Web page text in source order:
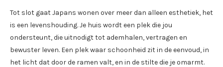
Tot slot gaat Japans wonen over meer dan alleen esthetiek, het
is een levenshouding. Je huis wordt een plek die jou
ondersteunt, die uitnodigt tot ademhalen, vertragen en
bewuster leven. Een plek waar schoonheid zit in de eenvoud, in
het licht dat door de ramen valt, en in de stilte die je omarmt.